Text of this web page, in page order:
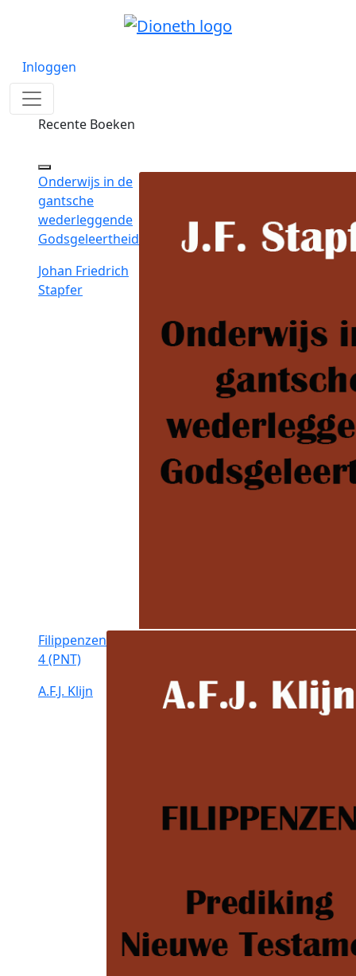
Inloggen
Recente Boeken
Onderwijs in de
gantsche
wederleggende
Godsgeleertheid
Johan Friedrich
Stapfer
Filippenzen
4 (PNT)
A.F.J. Klijn